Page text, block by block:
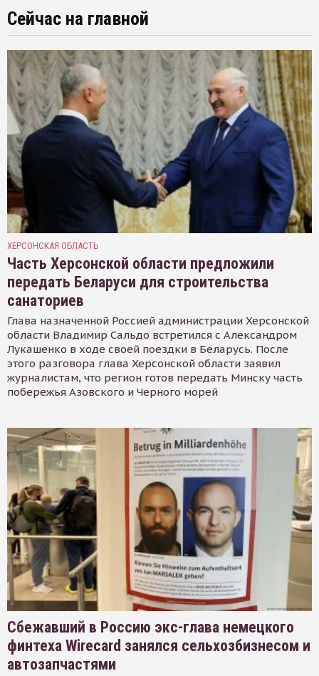
Сейчас на главной
ХЕРСОНСКАЯ ОБЛАСТЬ
Часть Херсонской области предложили
передать Беларуси для строительства
санаториев
Глава назначенной Россией администрации Херсонской
области Владимир Сальдо встретился с Александром
Лукашенко в ходе своей поездки в Беларусь. После
этого разговора глава Херсонской области заявил
журналистам, что регион готов передать Минску часть
побережья Азовского и Черного морей
Сбежавший в Россию экс-глава немецкого
финтеха Wirecard занялся сельхозбизнесом и
автозапчастями